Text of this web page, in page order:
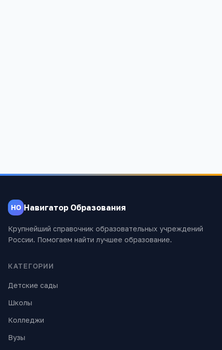
НО Навигатор Образования
Крупнейший справочник образовательных учреждений
России. Помогаем найти лучшее образование.
КАТЕГОРИИ
Детские сады
Школы
Колледжи
Вузы